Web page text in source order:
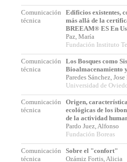
Comunicación
técnica
Edificios existentes,
más allá de la
BREEAM® ES En
Paz, María
Fundación Instituto
Comunicación
técnica
Los Bosques como
Bioalmacenamiento
Paredes Sánchez, Jose
Universidad de
Comunicación
técnica
Origen,
ecológicas de los
de la actividad
Pardo Juez, Alfonso
Fundación Boreas
Comunicación
técnica
Sobre el "confort"
Ozámiz Fortis, Alicia